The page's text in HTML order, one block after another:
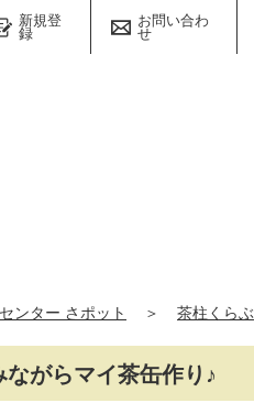
新規登
録
お問い合わ
せ
ンター さポット ＞ 茶柱くらぶ
がらマイ茶缶作り♪